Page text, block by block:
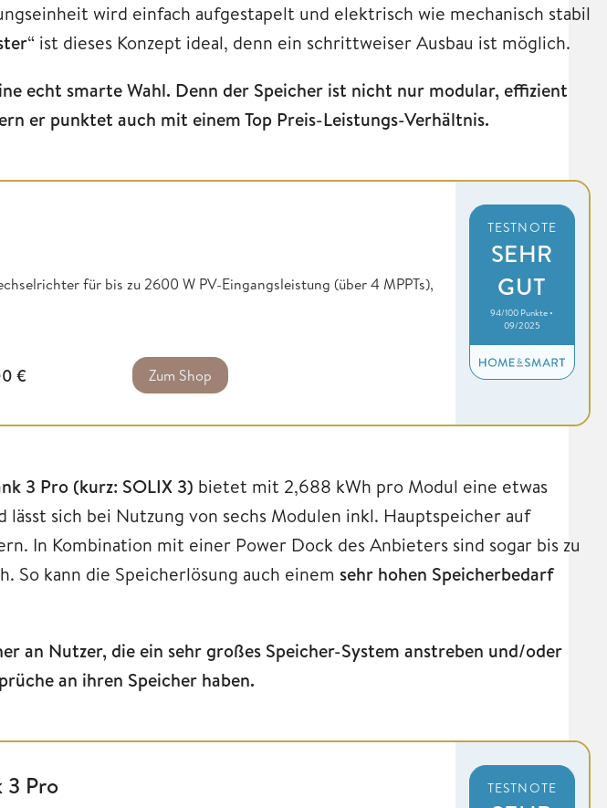
wird einfach aufgestapelt und elektrisch wie mechanisch stabil
“ ist dieses Konzept ideal, denn ein schrittweiser Ausbau ist möglich.
echt smarte Wahl. Denn der Speicher ist nicht nur modular, effizient
er punktet auch mit einem Top Preis-Leistungs-Verhältnis.
für bis zu 2600 W PV-Eingangsleistung (über 4 MPPTs),
€ Zum Shop
TESTNOTE
SEHR
GUT
94/100 Punkte •
09/2025
3 Pro (kurz: SOLIX 3) bietet mit 2,688 kWh pro Modul eine etwas
lässt sich bei Nutzung von sechs Modulen inkl. Hauptspeicher auf
In Kombination mit einer Power Dock des Anbieters sind sogar bis zu
So kann die Speicherlösung auch einem sehr hohen Speicherbedarf
an Nutzer, die ein sehr großes Speicher-System anstreben und/oder
an ihren Speicher haben.
3 Pro TESTNOTE